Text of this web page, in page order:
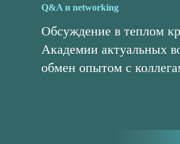
Q&A и networking
Обсуждение в теплом
Академии актуальных
обмен опытом с